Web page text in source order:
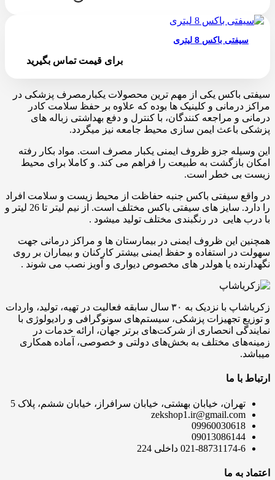
سیفتی باکس 8 لیتری
برای قیمت تماس بگیرید
سیفتی باکس یکی از مهم ترین محصولات یکبارمصرف پزشکی در
مراکز درمانی و کلینیک ها بوده که علاوه بر حفظ سلامت کادر
درمانی و مراجعه کنندگان، با کنترل و دفع بهداشتی زباله های
پزشکی باعث ایمن سازی محیط جامعه نیز میگردد.
این وسیله جزو ظروف ایمنی یکبار مصرف است. مواد بکار رفته
امکان بازگشت به طبیعت را فراهم می کند. و کاملا برای محیط
زیست بی خطر است.
در واقع سیفتی باکس جنبه حفاظت از محیط زیست و سلامت افراد
را دارد. سایز های سیفتی باکس مختلف است. از نیم لیتر تا 26 لیتر و
با درب هایی در رنگبندی مختلف تولید میشود .
همچنین این ظروف ایمنی در بیمارستان ها و مراکز درمانی جهت
سهولت در استفاده و حفظ ایمنی بیشتر کارکنان و بیماران بر روی
نگهدارنده یا هولدر های مخصوص دیواری و آویز نصب می شوند .
زکریاشاپ با نزدیک به ۳۰ سال سابقه فعالیت در تهیه، تولید، واردات
و توزیع تجهیزات پزشکی، سیستم‌های سونوگرافی و رادیولوژی با
نمایندگی انحصاری از شرکت‌های برتر جهان، ارائه خدمات در
زمینه‌های مختلف به بخش‌های دولتی و خصوصی، آماده همکاری
میباشد.
ارتباط با ما
تهران، خیابان بهشتی، خیابان سرافراز، خیابان ششم، پلاک 5
zekshop1.ir@gmail.com
09960030618
09013086144
021-88731174-6 داخلی 224
اعتماد به ما